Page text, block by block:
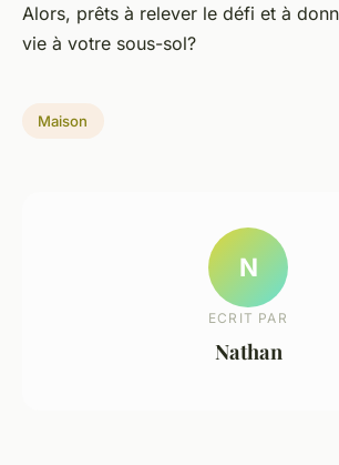
Alors, prêts à relever le défi et à
vie à votre sous-sol?
Maison
N
ECRIT PAR
Nathan